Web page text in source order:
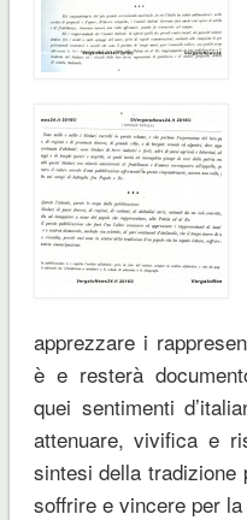
apprezzare i
è e resterà
quei sentimenti
attenuare, vivifica e
sintesi della tradizione
soffrire e vincere per